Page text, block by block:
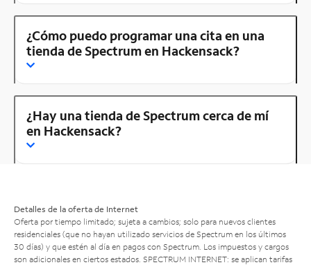
¿Cómo puedo programar una cita en una
tienda de Spectrum en Hackensack?
¿Hay una tienda de Spectrum cerca de mí
en Hackensack?
Detalles de la oferta de Internet
Oferta por tiempo limitado; sujeta a cambios; solo para nuevos clientes
residenciales (que no hayan utilizado servicios de Spectrum en los últimos
30 días) y que estén al día en pagos con Spectrum. Los impuestos y cargos
son adicionales en ciertos estados. SPECTRUM INTERNET: se aplican tarifas